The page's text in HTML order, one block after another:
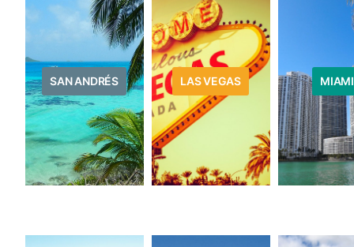
SAN ANDRÉS LAS VEGAS MIAMI